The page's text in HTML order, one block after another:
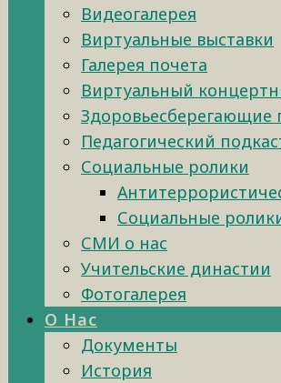
Видеогалерея
Виртуальные выставки
Галерея почета
Виртуальный
Здоровьесберегающие
Педагогический
Социальные ролики
Социальные
СМИ о нас
Учительские династии
Фотогалерея
О Нас
Документы
История